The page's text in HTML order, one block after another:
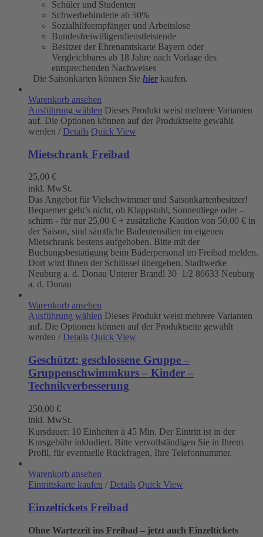
Schüler und Studenten
Schwerbehinderte ab 50%
Sozialhilfeempfänger und Arbeitslose
Bundesfreiwilligendienstleistende
Besitzer der Ehrenamtskarte Bayern oder
Vergleichbares ab 18 Jahre nach Vorlage des
entsprechenden Nachweises
Die Saisonkarten können Sie hier kaufen.
Warenkorb ansehen
Ausführung wählen Dieses Produkt weist mehrere Varianten
auf. Die Optionen können auf der Produktseite gewählt
werden / Details Quick View
Mietschrank Freibad
25,00 €
inkl. MwSt.
Das Angebot für Vielschwimmer und Saisonkartenbesitzer!
Bequemer geht’s nicht, ob Klappstuhl, Sonnenliege oder –
schirm - für nur 25,00 € + zusätzliche Kaution von 50,00 € in
der Saison, sind sämtliche Badeutensilien im eigenen
Mietschrank bestens aufgehoben. Bitte mit der
Buchungsbestätigung beim Bäderpersonal im Freibad melden.
Dort wird Ihnen der Schlüssel übergeben. Stadtwerke
Neuburg a. d. Donau Unterer Brandl 30 1/2 86633 Neuburg
a. d. Donau
Warenkorb ansehen
Ausführung wählen Dieses Produkt weist mehrere Varianten
auf. Die Optionen können auf der Produktseite gewählt
werden / Details Quick View
Geschützt: geschlossene Gruppe –
Gruppenschwimmkurs – Kinder –
Technikverbesserung
250,00 €
inkl. MwSt.
Kursdauer: 10 Einheiten à 45 Min. Der Eintritt ist in der
Kursgebühr inkludiert. Bitte vervollständigen Sie in Ihrem
Profil, für eventuelle Rückfragen, Ihre Telefonnummer.
Warenkorb ansehen
Eintrittskarte kaufen / Details Quick View
Einzeltickets Freibad
Ohne Wartezeit ins Freibad – jetzt auch Einzeltickets